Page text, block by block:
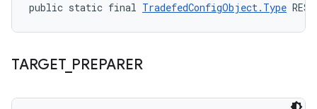
public static final TradefedConfigObject.Type
TARGET_ PREPARER